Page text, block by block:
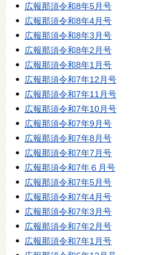
広報那須令和8年5月号
広報那須令和8年4月号
広報那須令和8年3月号
広報那須令和8年2月号
広報那須令和8年1月号
広報那須令和7年12月号
広報那須令和7年11月号
広報那須令和7年10月号
広報那須令和7年9月号
広報那須令和7年8月号
広報那須令和7年7月号
広報那須令和7年６月号
広報那須令和7年5月号
広報那須令和7年4月号
広報那須令和7年3月号
広報那須令和7年2月号
広報那須令和7年1月号